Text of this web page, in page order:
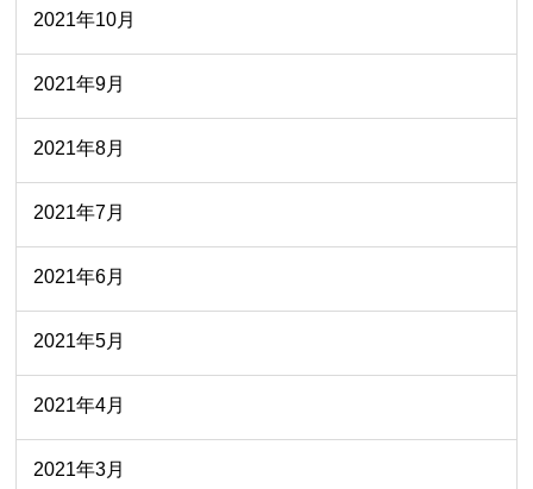
2021年10月
2021年9月
2021年8月
2021年7月
2021年6月
2021年5月
2021年4月
2021年3月